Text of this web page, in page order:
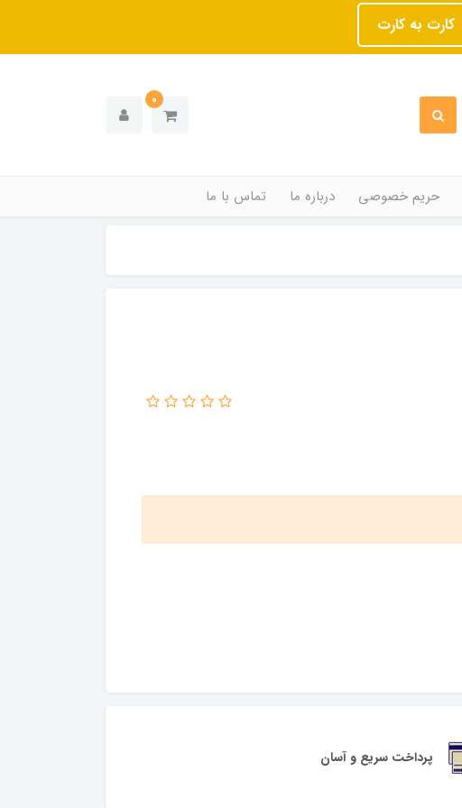
کارت به کارت
0
حریم خصوصی درباره ما تماس با ما
پرداخت سریع و آسان